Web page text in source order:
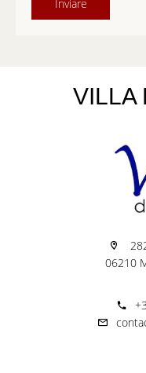
Inviare
VILLA
06210